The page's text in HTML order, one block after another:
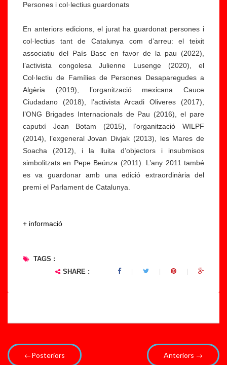
Persones i col·lectius guardonats
En anteriors edicions, el jurat ha guardonat persones i
col·lectius tant de Catalunya com d’arreu: el teixit
associatiu del País Basc en favor de la pau (2022),
l’activista congolesa Julienne Lusenge (2020), el
Col·lectiu de Famílies de Persones Desaparegudes a
Algèria (2019), l’organització mexicana Cauce
Ciudadano (2018), l’activista Arcadi Oliveres (2017),
l’ONG Brigades Internacionals de Pau (2016), el pare
caputxí Joan Botam (2015), l’organització WILPF
(2014), l’exgeneral Jovan Divjak (2013), les Mares de
Soacha (2012), i la lluita d’objectors i insubmisos
simbolitzats en Pepe Beúnza (2011). L’any 2011 també
es va guardonar amb una edició extraordinària del
premi el Parlament de Catalunya.
+ informació
TAGS :
SHARE :
←Posteriors Anteriors →